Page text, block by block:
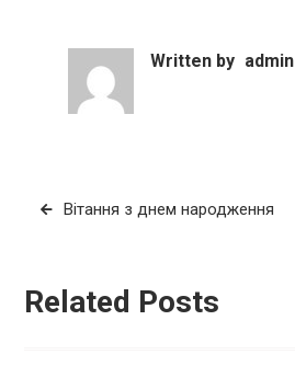
Written by admin
Навігація
Вітання з днем народження
Related Posts